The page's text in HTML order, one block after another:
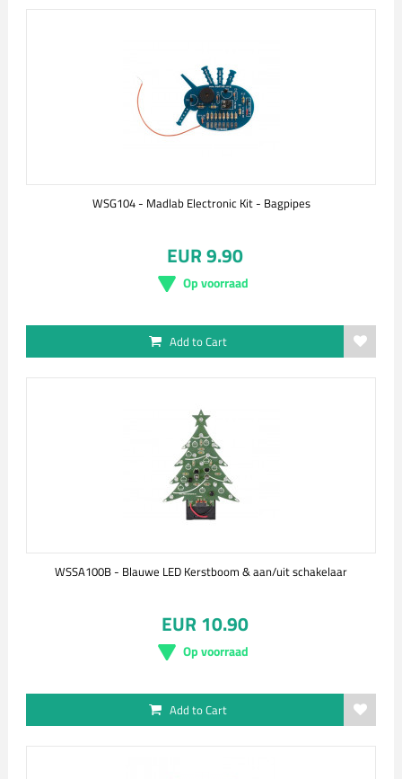
WSG104 - Madlab Electronic Kit - Bagpipes
EUR 9.90
Op voorraad
Add to Cart
WSSA100B - Blauwe LED Kerstboom & aan/uit schakelaar
EUR 10.90
Op voorraad
Add to Cart